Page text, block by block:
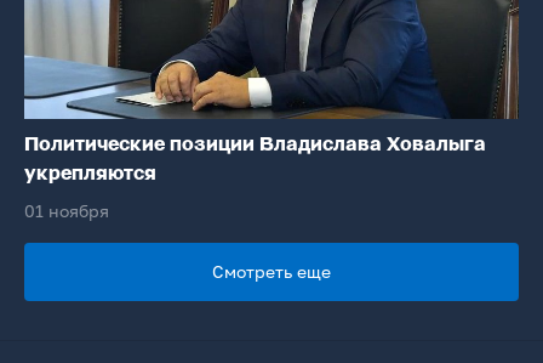
Политические позиции Владислава Ховалыга
укрепляются
01 ноября
Смотреть еще